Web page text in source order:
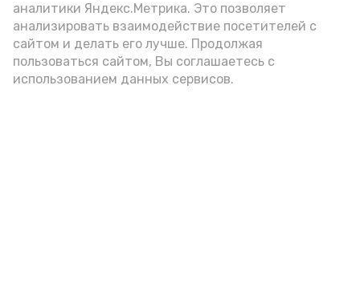
аналитики Яндекс.Метрика. Это позволяет
анализировать взаимодействие посетителей с
сайтом и делать его лучше. Продолжая
пользоваться сайтом, Вы соглашаетесь с
использованием данных сервисов.